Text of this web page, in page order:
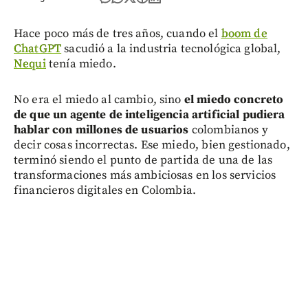
Hace poco más de tres años, cuando el boom de
ChatGPTsacudió a la industria tecnológica global,
Nequitenía miedo.
No era el miedo al cambio, sino el miedo concreto
de que un agente de inteligencia artificial pudiera
hablar con millones de usuarios colombianos y
decir cosas incorrectas. Ese miedo, bien gestionado,
terminó siendo el punto de partida de una de las
transformaciones más ambiciosas en los servicios
financieros digitales en Colombia.